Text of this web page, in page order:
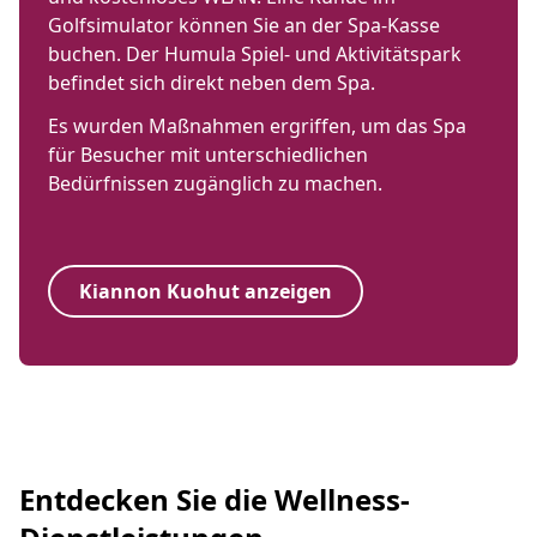
Golfsimulator können Sie an der Spa-Kasse
buchen. Der Humula Spiel- und Aktivitätspark
befindet sich direkt neben dem Spa.
Es wurden Maßnahmen ergriffen, um das Spa
für Besucher mit unterschiedlichen
Bedürfnissen zugänglich zu machen.
Kiannon Kuohut anzeigen
Entdecken Sie die Wellness-